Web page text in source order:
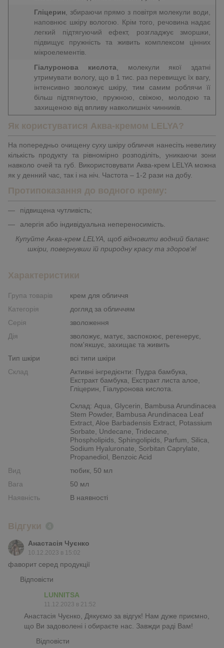
Гліцерин , збираючи прямо з повітря молекули води,
наповнює шкіру вологою. Крім того, речовина надає
легкий підтягуючий ефект, розгладжує зморшки,
підвищує пружність та живить комплексом цінних
мікроелементів.
Гіалуронова кислота , молекули якої здатні
утримувати вологу, що в 1 тис. раз перевищує їх вагу,
інтенсивно зволожує шкіру, тим самим роблячи її
більш підтягнутою, пружною, свіжою, молодою та
захищеною від впливу навколишніх чинників.
Як користуватися Аква-кремом LELYA?
На попередньо очищену суху шкіру обличчя нанесіть невелику
кількість продукту та рівномірно розподіліть, уникаючи зони
навколо очей та губ. Використовувати Аква-крем LELYA можна
як у денний час, так і на ніч. Частота – 1-2 рази на добу.
Протипоказання до водного крему:
підвищена чутливість;
алергія або індивідуальна непереносимість.
Купуйте Аква-крем LELYA, щоб відновити водний баланс
шкіри, повернувши їй природну красу та здоров'я!
Характеристики
Група товарів
крем для обличчя
Категорія
догляд за обличчям
Серія
зволоження
Дія
зволожує, матує, заспокоює, регенерує,
пом'якшує, захищає та живить
Тип шкіри
всі типи шкіри
Склад
Активні інгредієнти: Пудра бамбука,
Екстракт бамбука, Екстракт листа алое,
Гліцерин, Гіалуронова кислота.
Склад: Aqua, Glycerin, Bambusa Arundinacea
Stem Powder, Bambusa Arundinacea Leaf
Extract, Aloe Barbadensis Extract, Potassium
Sorbate, Undecane, Tridecane,
Phospholipids, Sphingolipids, Parfum, Silica,
Sodium Hyaluronate, Sorbitan Caprylate,
Propanediol, Benzoic Acid
Вид
тюбик, 50 мл
Вага
50 мл
Наявність
В наявності
Відгуки
Анастасія Чуєнко
10.12.2023 в 15:02
фаворит серед продукції
Відповісти
LUNNITSA
11.12.2023 в 21:52
Анастасія Чуєнко, Дякуємо за відгук! Нам дуже приємно,
що Ви задоволені і обираєте нас. Завжди раді Вам!
Відповісти